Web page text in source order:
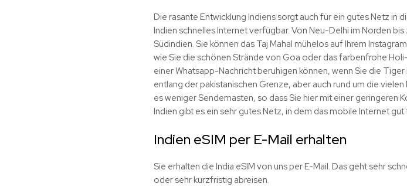
Die rasante Entwicklung Indiens sorgt auch für ein gutes Netz in
Indien schnelles Internet verfügbar. Von Neu-Delhi im Norden
Südindien. Sie können das Taj Mahal mühelos auf Ihrem
wie Sie die schönen Strände von Goa oder das farbenfrohe
einer Whatsapp-Nachricht beruhigen können, wenn Sie die
entlang der pakistanischen Grenze, aber auch rund um die
es weniger Sendemasten, so dass Sie hier mit einer geringeren
Indien gibt es ein sehr gutes Netz, in dem das mobile Internet
Indien eSIM per E-Mail erhalten
Sie erhalten die India eSIM von uns per E-Mail. Das geht sehr
oder sehr kurzfristig abreisen.